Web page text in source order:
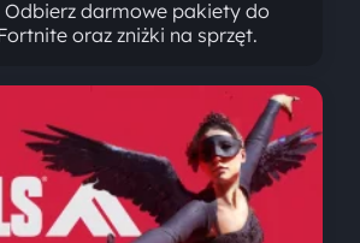
Odbierz darmowe pakiety do
oraz zniżki na sprzęt.